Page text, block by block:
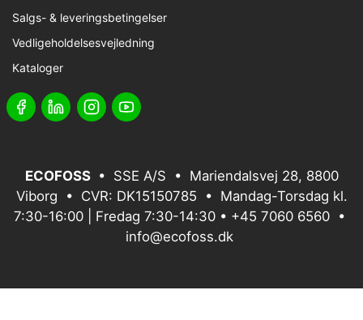
Salgs- & leveringsbetingelser
Vedligeholdelsesvejledning
Kataloger
ECOFOSS • SSE A/S • Mariendalsvej 28, 8800
Viborg • CVR: DK15150785 • Mandag-Torsdag kl.
7:30-16:00 | Fredag 7:30-14:30 • +45 7060 6560 •
info@ecofoss.dk